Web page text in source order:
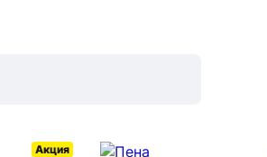
Акция